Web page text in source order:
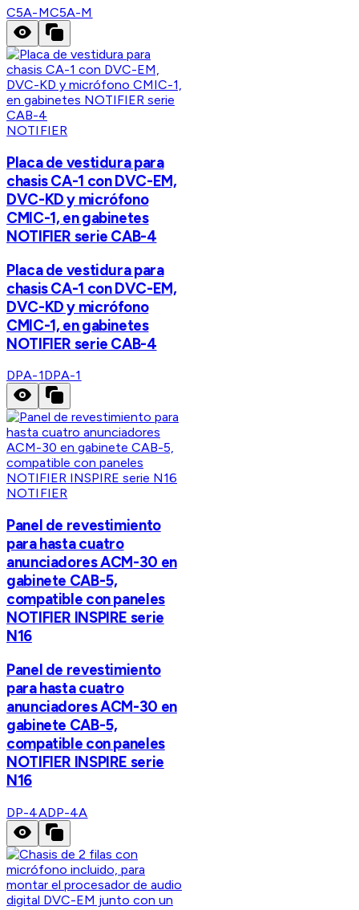
C5A-MC5A-M
NOTIFIER
Placa de vestidura para
chasis CA-1 con DVC-EM,
DVC-KD y micrófono
CMIC-1, en gabinetes
NOTIFIER serie CAB-4
Placa de vestidura para
chasis CA-1 con DVC-EM,
DVC-KD y micrófono
CMIC-1, en gabinetes
NOTIFIER serie CAB-4
DPA-1DPA-1
NOTIFIER
Panel de revestimiento
para hasta cuatro
anunciadores ACM-30 en
gabinete CAB-5,
compatible con paneles
NOTIFIER INSPIRE serie
N16
Panel de revestimiento
para hasta cuatro
anunciadores ACM-30 en
gabinete CAB-5,
compatible con paneles
NOTIFIER INSPIRE serie
N16
DP-4ADP-4A